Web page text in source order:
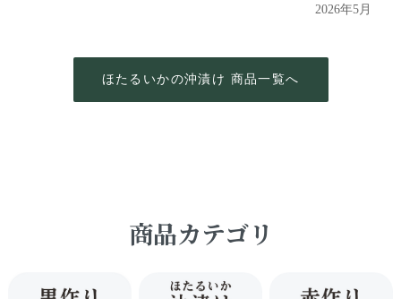
2026年5月
ほたるいかの沖漬け 商品一覧へ
商品カテゴリ